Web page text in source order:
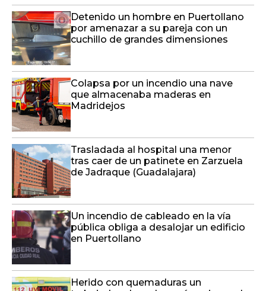
Detenido un hombre en Puertollano
por amenazar a su pareja con un
cuchillo de grandes dimensiones
Colapsa por un incendio una nave
que almacenaba maderas en
Madridejos
Trasladada al hospital una menor
tras caer de un patinete en Zarzuela
de Jadraque (Guadalajara)
Un incendio de cableado en la vía
pública obliga a desalojar un edificio
en Puertollano
Herido con quemaduras un